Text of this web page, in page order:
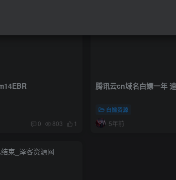
0 803 1
腾讯云cn域名白嫖一年
白嫖资源
5年前